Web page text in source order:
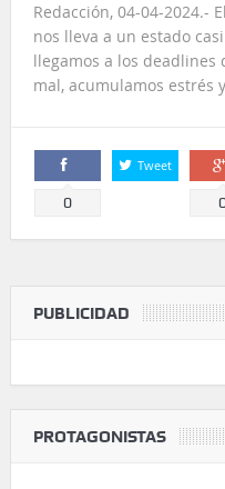
Redacción, 04-04-2024.-
nos lleva a un estado
llegamos a los
mal, acumulamos estrés
Comparte
0
Tweet
PUBLICIDAD
PROTAGONISTAS